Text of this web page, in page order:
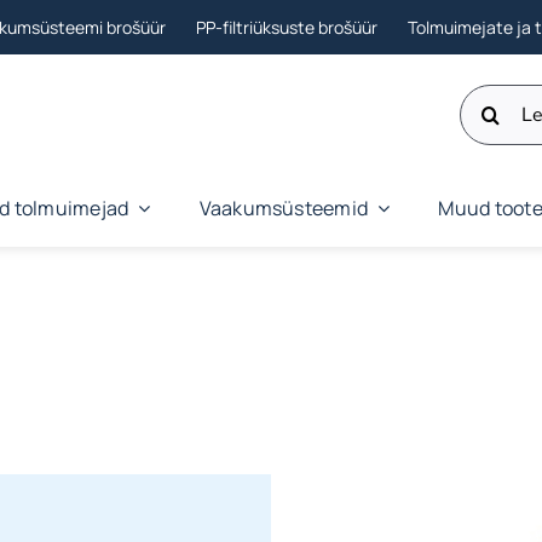
brošüür PP-filtriüksuste brošüür Tolmuimejate ja
Otsi:
tolmuimejad Vaakumsüsteemid Muud